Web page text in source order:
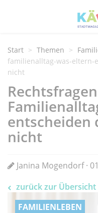
Start Themen
familienalltag-was-eltern-
nicht
entscheiden
nicht
Janina Mogendorf ·
zurück zur Übersicht
FAMILIENLEBEN